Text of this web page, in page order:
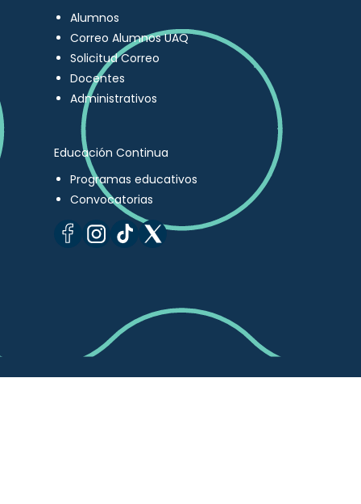
Alumnos
Correo Alumnos UAQ
Solicitud Correo
Docentes
Administrativos
Educación Continua
Programas educativos
Convocatorias